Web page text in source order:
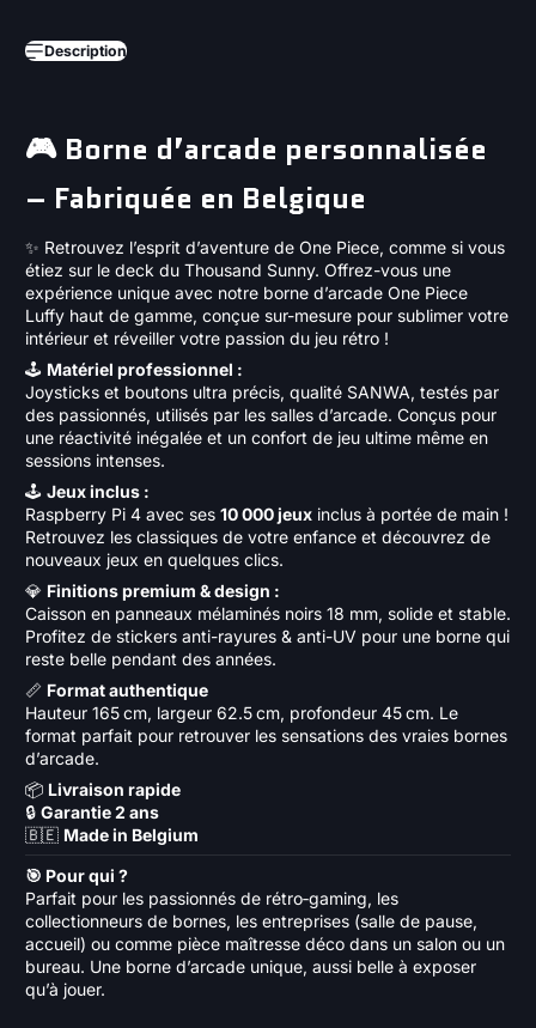
Description
🎮 Borne d’arcade personnalisée
– Fabriquée en Belgique
✨ Retrouvez l’esprit d’aventure de One Piece, comme si vous
étiez sur le deck du Thousand Sunny. Offrez-vous une
expérience unique avec notre borne d’arcade One Piece
Luffy haut de gamme, conçue sur-mesure pour sublimer votre
intérieur et réveiller votre passion du jeu rétro !
🕹️ Matériel professionnel :
Joysticks et boutons ultra précis, qualité SANWA, testés par
des passionnés, utilisés par les salles d’arcade. Conçus pour
une réactivité inégalée et un confort de jeu ultime même en
sessions intenses.
🕹️ Jeux inclus :
Raspberry Pi 4 avec ses 10 000 jeux inclus à portée de main !
Retrouvez les classiques de votre enfance et découvrez de
nouveaux jeux en quelques clics.
💎 Finitions premium & design :
Caisson en panneaux mélaminés noirs 18 mm, solide et stable.
Profitez de stickers anti-rayures & anti-UV pour une borne qui
reste belle pendant des années.
📏 Format authentique
Hauteur 165 cm, largeur 62.5 cm, profondeur 45 cm. Le
format parfait pour retrouver les sensations des vraies bornes
d’arcade.
📦 Livraison rapide
🔒 Garantie 2 ans
🇧🇪 Made in Belgium
🎯 Pour qui ?
Parfait pour les passionnés de rétro‑gaming, les
collectionneurs de bornes, les entreprises (salle de pause,
accueil) ou comme pièce maîtresse déco dans un salon ou un
bureau. Une borne d’arcade unique, aussi belle à exposer
qu’à jouer.